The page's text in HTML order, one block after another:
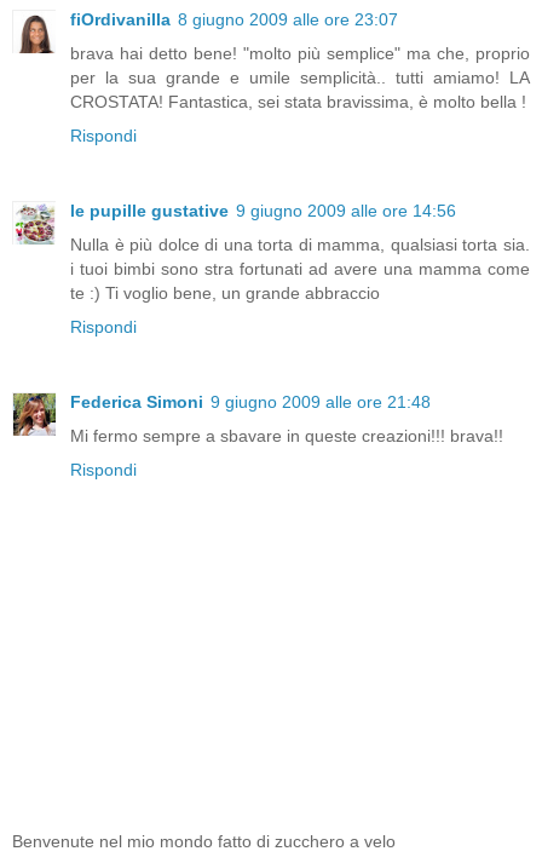
fiOrdivanilla 8 giugno 2009 alle ore 23:07
brava hai detto bene! "molto più semplice" ma che, proprio
per la sua grande e umile semplicità.. tutti amiamo! LA
CROSTATA! Fantastica, sei stata bravissima, è molto bella !
Rispondi
le pupille gustative 9 giugno 2009 alle ore 14:56
Nulla è più dolce di una torta di mamma, qualsiasi torta sia.
i tuoi bimbi sono stra fortunati ad avere una mamma come
te :) Ti voglio bene, un grande abbraccio
Rispondi
Federica Simoni 9 giugno 2009 alle ore 21:48
Mi fermo sempre a sbavare in queste creazioni!!! brava!!
Rispondi
Benvenute nel mio mondo fatto di zucchero a velo